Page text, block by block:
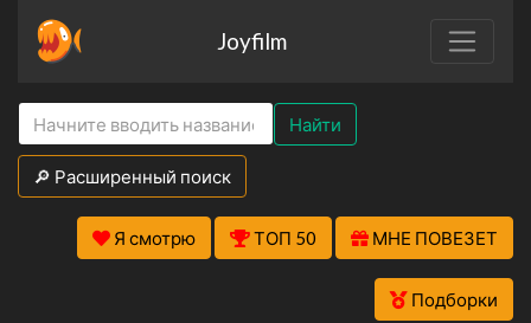
Joyfilm
Найти
🔎 Расширенный поиск
Я смотрю ТОП 50 МНЕ ПОВЕЗЕТ
Подборки